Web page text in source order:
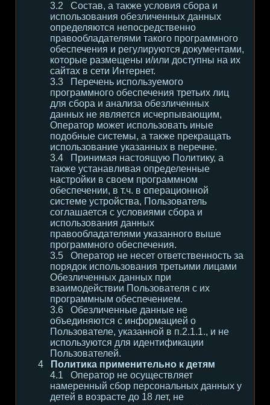
Состав, а также условия сбора и
использования обезличенных данных
определяются непосредственно
правообладателями такого программного
обеспечения и регулируются документами,
которые размещены и/или доступны на их
сайтах в сети Интернет.
Перечень используемого
программного обеспечения третьих лиц
для сбора и анализа обезличенных
данных не является исчерпывающим,
Оператор может использовать иные
подобные системы, а также прекращать
использование указанных в перечне.
Принимая настоящую Политику, а
также устанавливая определенные
настройки в своем программном
обеспечении, в т.ч. в операционной
системе устройства, Пользователь
соглашается с условиями сбора и
использования данных
правообладателями указанного выше
программного обеспечения.
Оператор не несет ответственность за
порядок использования третьими лицами
Обезличенных данных при
взаимодействии Пользователя с их
программным обеспечением.
Обезличенные данные не
объединяются с информацией о
Пользователе, указанной в п.2.1.1., и не
используются для идентификации
Пользователей.
Политика применительно к детям
Оператор не осуществляет
намеренный сбор персональных данных у
детей в возрасте до 18 лет, не